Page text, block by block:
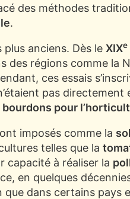
des méthodes
.
anciens. Dès leXIXe
des régions comme la
ces essais
pas directement
pour
imposés comme la
telles que la
capacité à réaliser la
en quelques
que dans certains pays